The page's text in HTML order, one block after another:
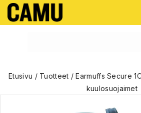
Etusivu / Tuotteet /Earmuffs Secure
kuulosuojaimet